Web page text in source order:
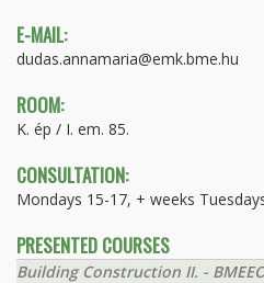
E-MAIL:
dudas.annamaria@emk.bme.hu
ROOM:
K. ép / I. em. 85.
CONSULTATION:
Mondays 15-17, + weeks
PRESENTED COURSES
Building Construction II. -